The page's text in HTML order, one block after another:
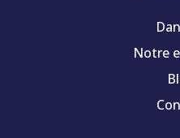
Notre